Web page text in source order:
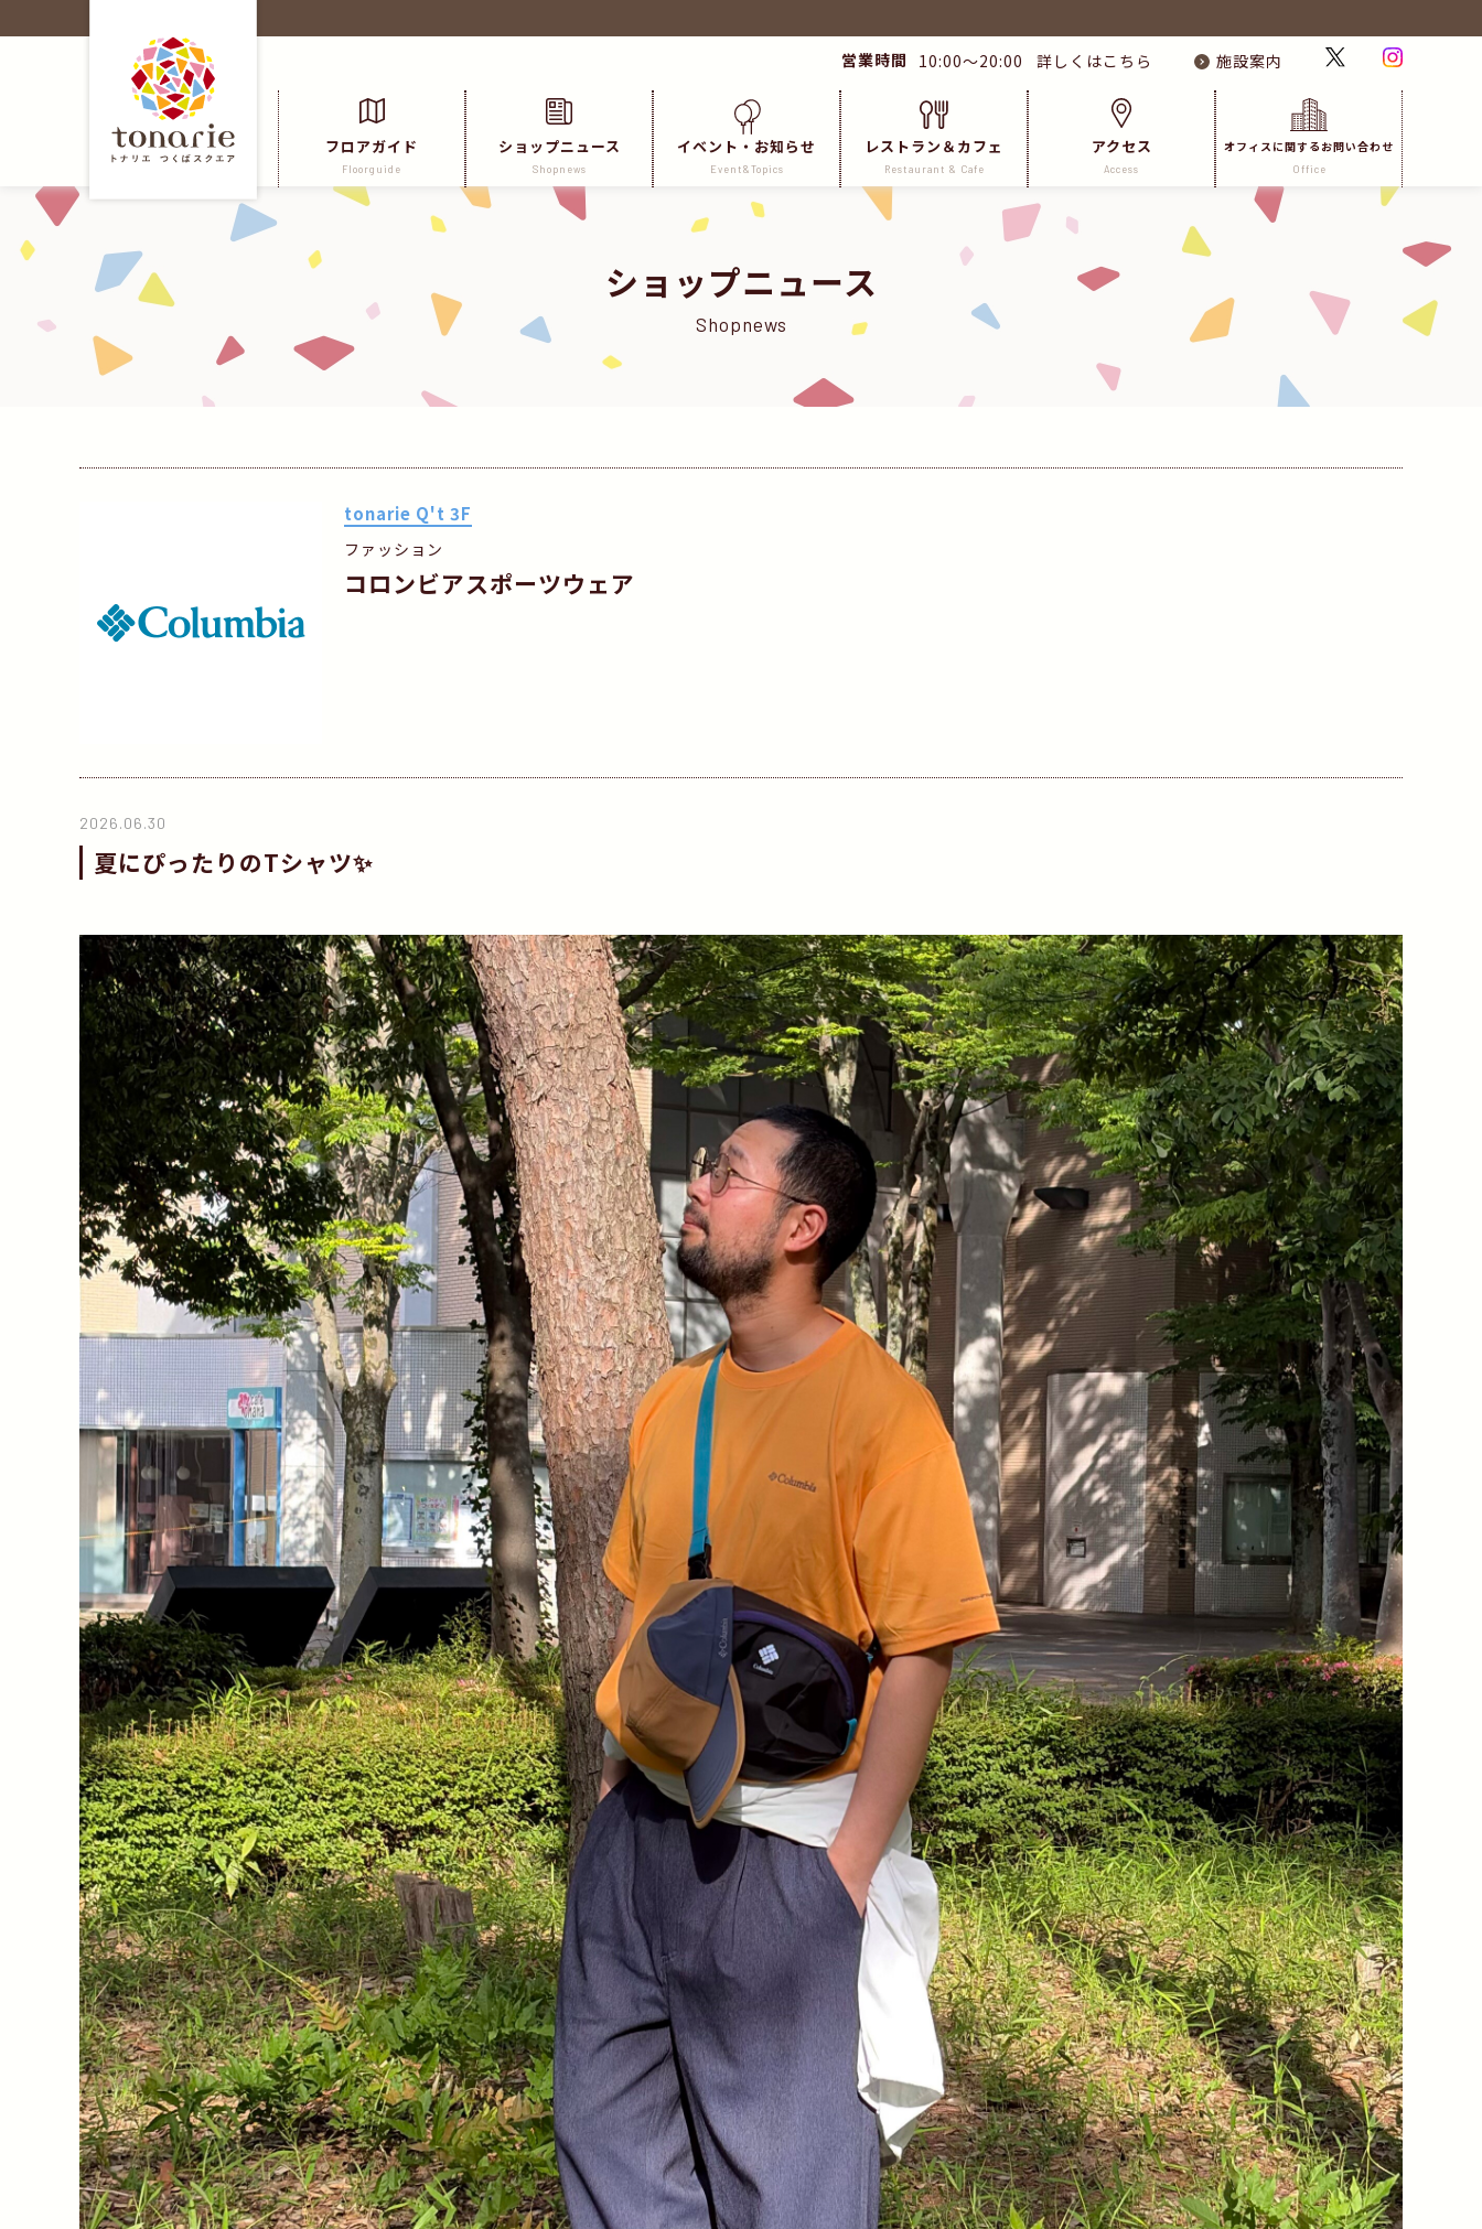
営業時間 10:00～20:00 詳しくはこちら 施設案内
フロアガイド
Floorguide
ショップニュース
Shopnews
イベント・お知らせ
Event&Topics
レストラン＆カフェ
Restaurant & Cafe
アクセス
Access
オフィスに関するお問い合わせ
Office
ショップニュース
Shopnews
tonarie Q't 3F
ファッション
コロンビアスポーツウェア
2026.06.30
夏にぴったりのTシャツ✨